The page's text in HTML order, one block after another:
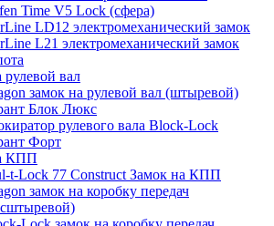
Time V5 Lock (сфера)
LD12 электромеханический замок
L21 электромеханический замок
рулевой вал
замок на рулевой вал (штыревой)
Блок Люкс
рулевого вала Block-Lock
Форт
КПП
t-Lock 77 Construct Замок на КПП
замок на коробку передач